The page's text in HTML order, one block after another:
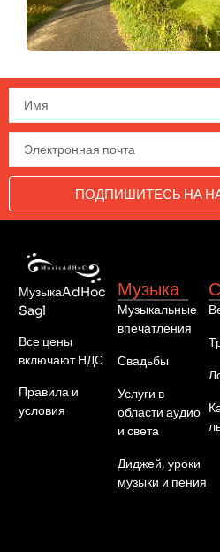
ПОДПИШИТЕСЬ НА
МузыкаAdHoc
Sagl
Все цены
включают НДС
Правила и
условия
Музыка
Музыкальные
впечатления
Свадьбы
Услуги в
области аудио
и света
Диджей, уроки
музыки и пения